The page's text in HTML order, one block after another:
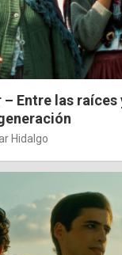
Entre las raíces
Hidalgo